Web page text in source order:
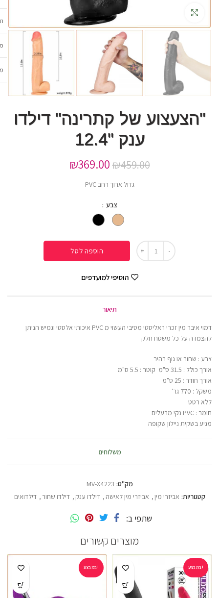
"הצעצוע של קתרינה" דילדו
ענק "12.4
₪459.00
₪369.00
גדול ארוך רחב PVC
צבע
הוספה לסל
הוסיפי למועדפים
תיאור
דמוי איבר מין זכרי ראליסטי מסיבי העשוי מ PVC איכותי אלסטי וגמיש הניתן
להצמדה על כל משטח חלק
צבע : שחור או גוף בהיר
אורך כולל : 31.5 ס"מ קוטר : 5.5 ס"מ
אורך חודר : 25 ס"מ
משקל : 770 גר'
ללא רטט
חומר : PVC נקי מרעלים
מגיע בשקית ניילון שקופה
משלוחים
מק"ט: MV-X4223
קטגוריות: אביזרי מין, אביזרי מין לאישה , דילדו ענק , דילדו שחור , דילדואים
שתפי ב
מוצרים קשורים
במבצע! במבצע!